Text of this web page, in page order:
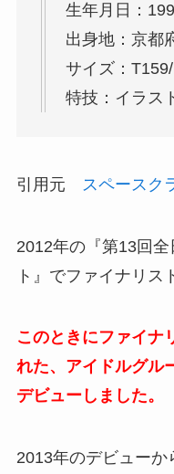
生年月日：
出身地：京都
サイズ：
特技：イラス
引用元 スペースク
2012年の『第13回
ト』でファイナリス
このときにファイナ
れた、アイドルグル
デビューしました。
2013年のデビューか